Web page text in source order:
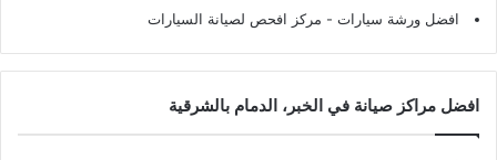
افضل ورشة سيارات - مركز افحص لصيانة السيارات
افضل مراكز صيانة في الخبر، الدمام بالشرقية